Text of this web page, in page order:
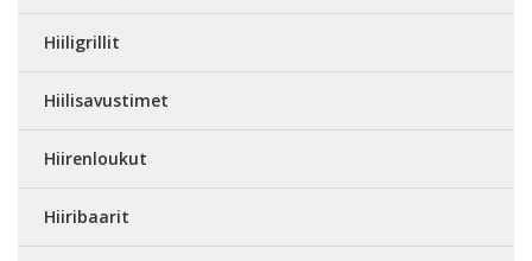
Hiiligrillit
Hiilisavustimet
Hiirenloukut
Hiiribaarit